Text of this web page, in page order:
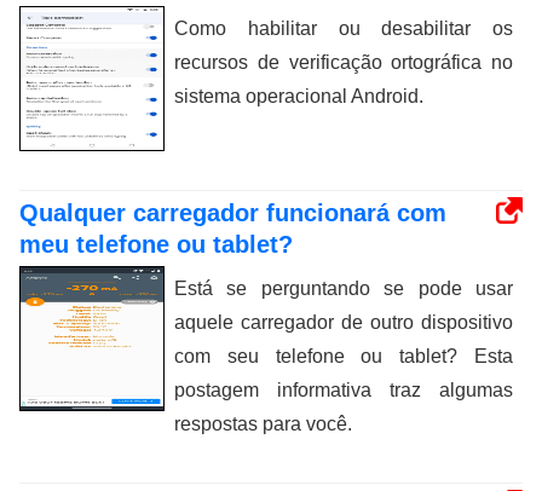
Como habilitar ou desabilitar os
recursos de verificação ortográfica no
sistema operacional Android.
Qualquer carregador funcionará com
meu telefone ou tablet?
Está se perguntando se pode usar
aquele carregador de outro dispositivo
com seu telefone ou tablet? Esta
postagem informativa traz algumas
respostas para você.